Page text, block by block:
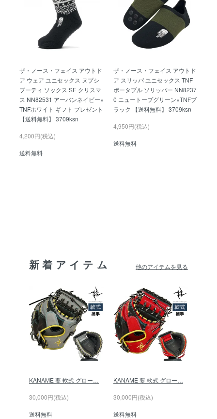
ザ・ノース・フェイス アウトド
ア ウェア ユニセックス ヌプシ
ブーティ ソックス SE クリスマ
ス NN82531 アーバンネイビー×
TNFホワイト ギフト プレゼント
【送料無料】 3709ksn
4,200円(税込)
送料無料
ザ・ノース・フェイス アウトド
ア スリッパ ユニセックス TNF
ポータブル ソリッパー NN8237
0 ニュートープグリーン×TNFブ
ラック 【送料無料】 3709ksn
4,950円(税込)
送料無料
新着アイテム 他のアイテムを見る
KANAME 要 軟式 グロー…
30,000円(税込)
送料無料
KANAME 要 軟式 グロー…
30,000円(税込)
送料無料